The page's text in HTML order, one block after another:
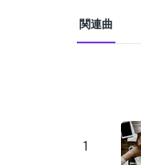
関連曲
1